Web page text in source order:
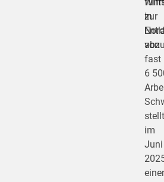
zur
von
fast
6
im
Juni
in